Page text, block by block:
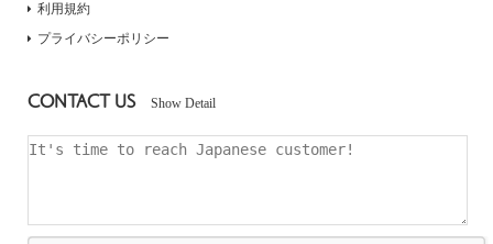
利用規約
プライバシーポリシー
CONTACT US Show Detail